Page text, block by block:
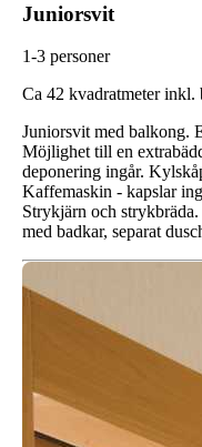
Juniorsvit
1-3 personer
Ca 42 kvadratmeter inkl.
Juniorsvit med balkong.
Möjlighet till en
deponering ingår.
Kaffemaskin - kapslar
Strykjärn och
med badkar, separat